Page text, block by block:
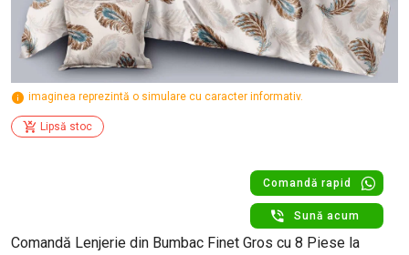
imaginea reprezintă o simulare cu caracter informativ.
Lipsă stoc
Comandă rapid
Sună acum
Comandă Lenjerie din Bumbac Finet Gros cu 8 Piese la